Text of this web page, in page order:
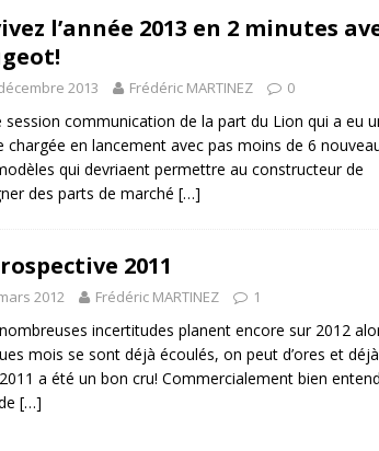
l’année 2013 en 2 minutes
2013 Frédéric MARTINEZ 0
session communication de la part du Lion qui a eu
chargée en lancement avec pas moins de 6
qui devriaent permettre au constructeur de
des parts de marché […]
2011
2012 Frédéric MARTINEZ 1
incertitudes planent encore sur 2012
mois se sont déjà écoulés, on peut d’ores et
a été un bon cru! Commercialement bien
[…]